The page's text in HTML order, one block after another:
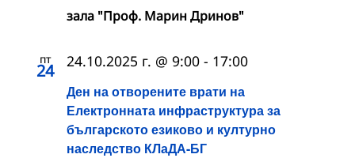
зала "Проф. Марин Дринов"
пт
24
Ден на отворените врати на
Електронната инфраструктура за
българското езиково и културно
наследство КЛаДА-БГ
24.10.2025 г. @ 9:00 - 17:00